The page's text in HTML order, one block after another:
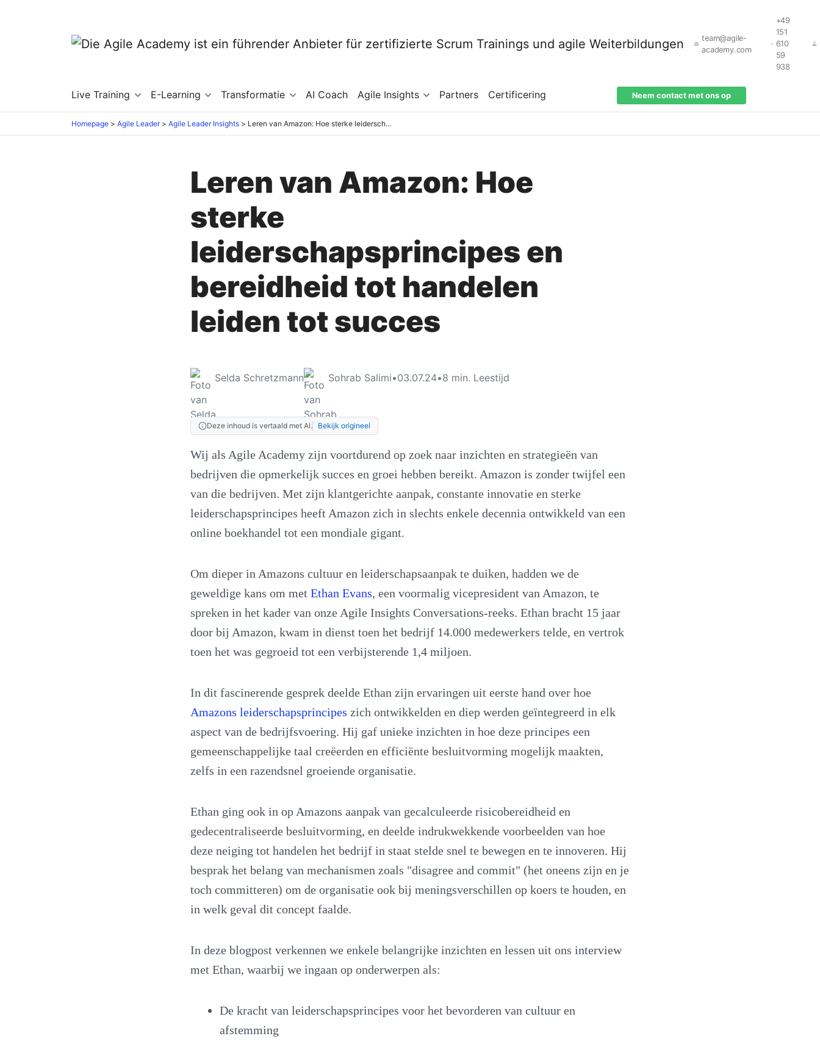
team@agile-
academy.com
+49
151
610
59
938
Live Training E-Learning Transformatie AI Coach Agile Insights Partners Certificering Neem contact met ons op
Homepage Agile Leader Agile Leader Insights Leren van Amazon: Hoe sterke leiderschapsprincipes en bereidheid tot handelen leiden tot succes
Leren van Amazon: Hoe
sterke
leiderschapsprincipes en
bereidheid tot handelen
leiden tot succes
Selda Schretzmann Sohrab Salimi•03.07.24•8 min. Leestijd
Deze inhoud is vertaald met AI. Bekijk origineel
Wij als Agile Academy zijn voortdurend op zoek naar inzichten en strategieën van
bedrijven die opmerkelijk succes en groei hebben bereikt. Amazon is zonder twijfel een
van die bedrijven. Met zijn klantgerichte aanpak, constante innovatie en sterke
leiderschapsprincipes heeft Amazon zich in slechts enkele decennia ontwikkeld van een
online boekhandel tot een mondiale gigant.
Om dieper in Amazons cultuur en leiderschapsaanpak te duiken, hadden we de
geweldige kans om met Ethan Evans, een voormalig vicepresident van Amazon, te
spreken in het kader van onze Agile Insights Conversations-reeks. Ethan bracht 15 jaar
door bij Amazon, kwam in dienst toen het bedrijf 14.000 medewerkers telde, en vertrok
toen het was gegroeid tot een verbijsterende 1,4 miljoen.
In dit fascinerende gesprek deelde Ethan zijn ervaringen uit eerste hand over hoe
Amazons leiderschapsprincipes zich ontwikkelden en diep werden geïntegreerd in elk
aspect van de bedrijfsvoering. Hij gaf unieke inzichten in hoe deze principes een
gemeenschappelijke taal creëerden en efficiënte besluitvorming mogelijk maakten,
zelfs in een razendsnel groeiende organisatie.
Ethan ging ook in op Amazons aanpak van gecalculeerde risicobereidheid en
gedecentraliseerde besluitvorming, en deelde indrukwekkende voorbeelden van hoe
deze neiging tot handelen het bedrijf in staat stelde snel te bewegen en te innoveren. Hij
besprak het belang van mechanismen zoals "disagree and commit" (het oneens zijn en je
toch committeren) om de organisatie ook bij meningsverschillen op koers te houden, en
in welk geval dit concept faalde.
In deze blogpost verkennen we enkele belangrijke inzichten en lessen uit ons interview
met Ethan, waarbij we ingaan op onderwerpen als:
De kracht van leiderschapsprincipes voor het bevorderen van cultuur en
afstemming